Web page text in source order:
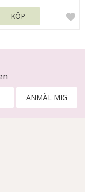
KÖP
ANMÄL MIG